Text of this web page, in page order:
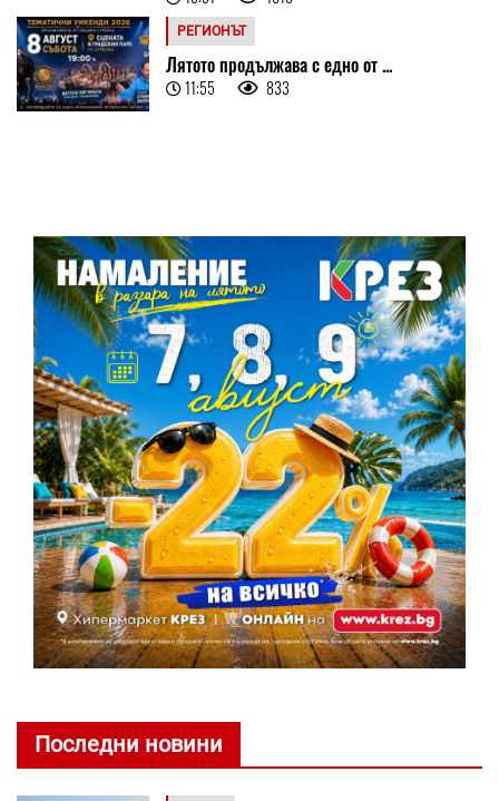
РЕГИОНЪТ
Лятото продължава с едно от ...
11:55 833
Последни новини